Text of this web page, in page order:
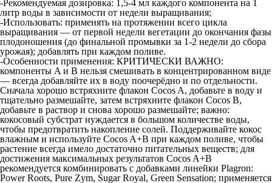
-Рекомендуемая дозировка: 1,5-4 мл каждого компонента на 1
литр воды в зависимости от недели выращивания;
-Использовать: применять на протяжении всего цикла
выращивания — от первой недели вегетации до окончания фазы
плодоношения (до финальной промывки за 1-2 недели до сбора
урожая); добавлять при каждом поливе.​
-Особенности применения: КРИТИЧЕСКИ ВАЖНО:
компоненты A и B нельзя смешивать в концентрированном виде
— всегда добавляйте их в воду поочерёдно и по отдельности.
Сначала хорошо встряхните флакон Cocos A, добавьте в воду и
тщательно размешайте, затем встряхните флакон Cocos B,
добавьте в раствор и снова хорошо размешайте; важно:
кокосовый субстрат нуждается в большом количестве воды,
чтобы предотвратить накопление солей. Поддерживайте кокос
влажным и используйте Cocos A+B при каждом поливе, чтобы
растение всегда имело достаточно питательных веществ; для
достижения максимальных результатов Cocos A+B
рекомендуется комбинировать с добавками линейки Plagron:
Power Roots, Pure Zym, Sugar Royal, Green Sensation; применяется